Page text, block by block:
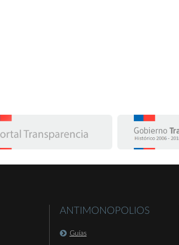
ANTIMONOPOLIOS
Guías